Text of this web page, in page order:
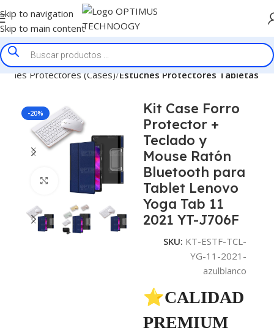
Skip to navigation
Skip to main content
Protectores (Cases) Estuches Protectores Tabletas
-20%
Click to enlarge
Kit Case Forro
Protector +
Teclado y
Mouse Ratón
Bluetooth para
Tablet Lenovo
Yoga Tab 11
2021 YT-J706F
SKU: KT-ESTF-TCL-
YG-11-2021-
azulblanco
⭐CALIDAD
PREMIUM